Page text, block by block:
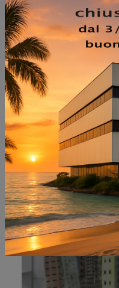
NON